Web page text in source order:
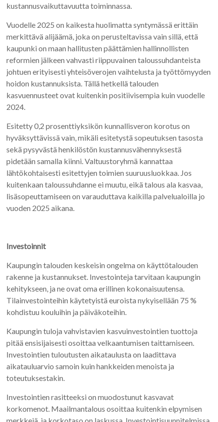
kustannusvaikuttavuutta toiminnassa.
Vuodelle 2025 on kaikesta huolimatta syntymässä erittäin
merkittävä alijäämä, joka on perusteltavissa vain sillä, että
kaupunki on maan hallitusten päättämien hallinnollisten
reformien jälkeen vahvasti riippuvainen taloussuhdanteista
johtuen erityisesti yhteisöverojen vaihtelusta ja työttömyyden
hoidon kustannuksista. Tällä hetkellä talouden
kasvuennusteet ovat kuitenkin positiivisempia kuin vuodelle
2024.
Esitetty 0,2 prosenttiyksikön kunnallisveron korotus on
hyväksyttävissä vain, mikäli esitetystä sopeutuksen tasosta
sekä pysyvästä henkilöstön kustannusvähennyksestä
pidetään samalla kiinni. Valtuustoryhmä kannattaa
lähtökohtaisesti esitettyjen toimien suuruusluokkaa. Jos
kuitenkaan taloussuhdanne ei muutu, eikä talous ala kasvaa,
lisäsopeuttamiseen on varauduttava kaikilla palvelualoilla jo
vuoden 2025 aikana.
Investoinnit
Kaupungin talouden keskeisin ongelma on käyttötalouden
rakenne ja kustannukset. Investointeja tarvitaan kaupungin
kehitykseen, ja ne ovat oma erillinen kokonaisuutensa.
Tilainvestointeihin käytetyistä euroista nykyisellään 75 %
kohdistuu kouluihin ja päiväkoteihin.
Kaupungin tuloja vahvistavien kasvuinvestointien tuottoja
pitää ensisijaisesti osoittaa velkaantumisen taittamiseen.
Investointien tuloutusten aikataulusta on laadittava
aikatauluarvio samoin kuin hankkeiden menoista ja
toteutuksestakin.
Investointien rasitteeksi on muodostunut kasvavat
korkomenot. Maailmantalous osoittaa kuitenkin elpymisen